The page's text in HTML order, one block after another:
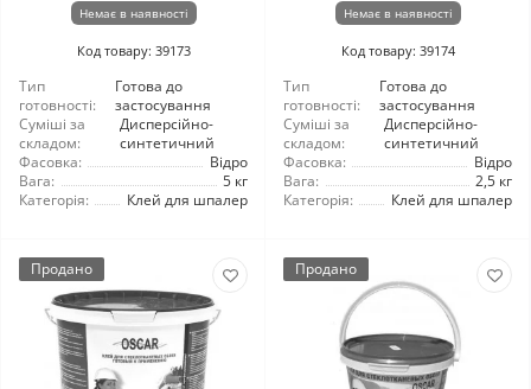
Немає в наявності
Код товару: 39173
Тип
готовності:
Готова до
застосування
Суміші за
складом:
Дисперсійно-
синтетичний
Фасовка:
Відро
Вага:
5 кг
Категорія:
Клей для шпалер
Немає в наявності
Код товару: 39174
Тип
готовності:
Готова до
застосування
Суміші за
складом:
Дисперсійно-
синтетичний
Фасовка:
Відро
Вага:
2,5 кг
Категорія:
Клей для шпалер
Продано Продано